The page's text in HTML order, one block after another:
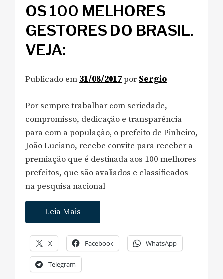
OS 100 MELHORES
GESTORES DO BRASIL.
VEJA:
Publicado em 31/08/2017por Sergio
Por sempre trabalhar com seriedade,
compromisso, dedicação e transparência
para com a população, o prefeito de Pinheiro,
João Luciano, recebe convite para receber a
premiação que é destinada aos 100 melhores
prefeitos, que são avaliados e classificados
na pesquisa nacional
Leia Mais
X Facebook WhatsApp
Telegram